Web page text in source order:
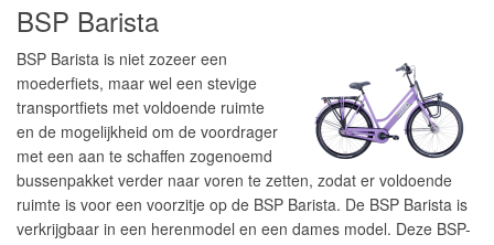
BSP Barista
BSP Barista is niet zozeer een
moederfiets, maar wel een stevige
transportfiets met voldoende ruimte
en de mogelijkheid om de voordrager
met een aan te schaffen zogenoemd
bussenpakket verder naar voren te zetten, zodat er voldoende
ruimte is voor een voorzitje op de BSP Barista. De BSP Barista is
verkrijgbaar in een herenmodel en een dames model. Deze BSP-